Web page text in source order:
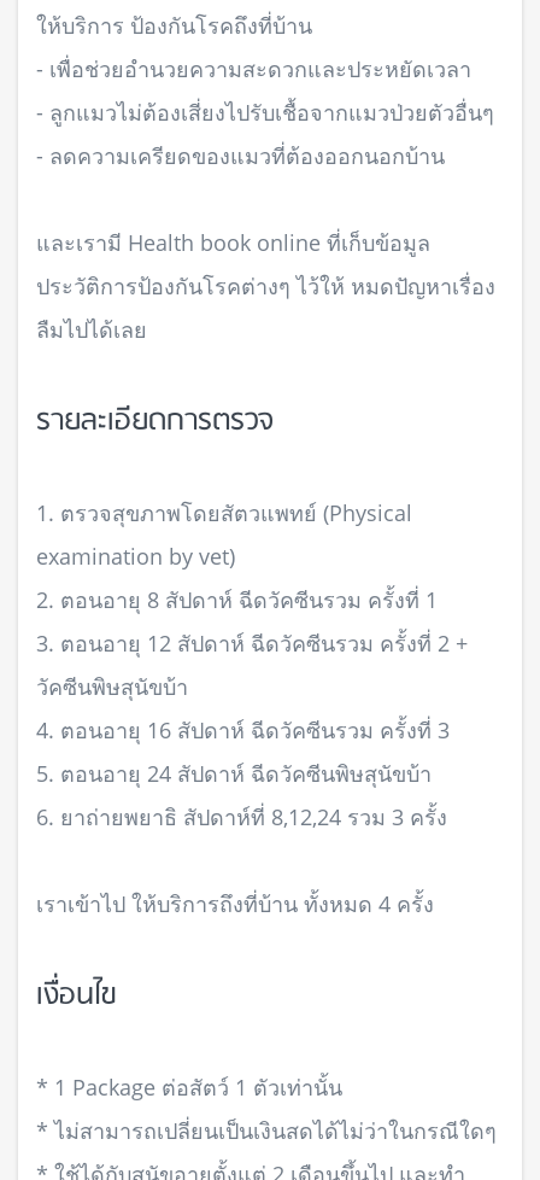
ให้บริการ ป้องกันโรคถึงที่บ้าน
- เพื่อช่วยอำนวยความสะดวกและประหยัดเวลา
- ลูกแมวไม่ต้องเสี่ยงไปรับเชื้อจากแมวป่วยตัวอื่นๆ
- ลดความเครียดของแมวที่ต้องออกนอกบ้าน
และเรามี Health book online ที่เก็บข้อมูล
ประวัติการป้องกันโรคต่างๆ ไว้ให้ หมดปัญหาเรื่อง
ลืมไปได้เลย
รายละเอียดการตรวจ
1. ตรวจสุขภาพโดยสัตวแพทย์ (Physical
examination by vet)
2. ตอนอายุ 8 สัปดาห์ ฉีดวัคซีนรวม ครั้งที่ 1
3. ตอนอายุ 12 สัปดาห์ ฉีดวัคซีนรวม ครั้งที่ 2 +
วัคซีนพิษสุนัขบ้า
4. ตอนอายุ 16 สัปดาห์ ฉีดวัคซีนรวม ครั้งที่ 3
5. ตอนอายุ 24 สัปดาห์ ฉีดวัคซีนพิษสุนัขบ้า
6. ยาถ่ายพยาธิ สัปดาห์ที่ 8,12,24 รวม 3 ครั้ง
เราเข้าไป ให้บริการถึงที่บ้าน ทั้งหมด 4 ครั้ง
เงื่อนไข
* 1 Package ต่อสัตว์ 1 ตัวเท่านั้น
* ไม่สามารถเปลี่ยนเป็นเงินสดได้ไม่ว่าในกรณีใดๆ